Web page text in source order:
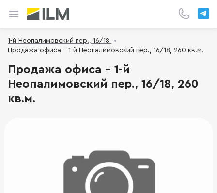
1-й Неопалимовский пер., 16/18
Продажа офиса - 1-й Неопалимовский пер., 16/18, 260 кв.м.
Продажа офиса - 1-й
Неопалимовский пер., 16/18, 260
кв.м.